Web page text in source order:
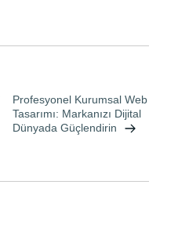
Profesyonel Kurumsal Web
Tasarımı: Markanızı Dijital
Dünyada Güçlendirin